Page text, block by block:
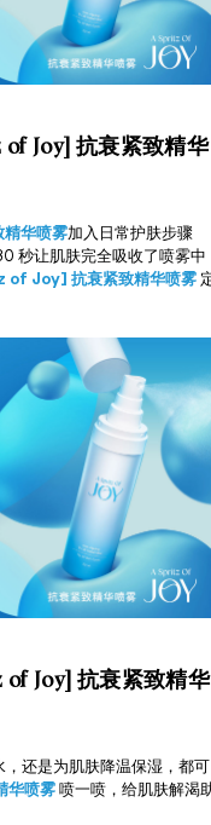
Joy] 抗衰紧致精华
华喷雾加入日常护肤步骤
秒让肌肤完全吸收了喷雾中
of Joy] 抗衰紧致精华喷雾
Joy] 抗衰紧致精华
还是为肌肤降温保湿，都可
华喷雾 喷一喷，给肌肤解渴